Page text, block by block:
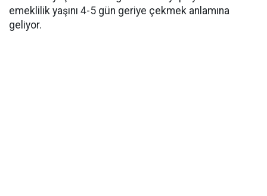
emeklilik yaşını 4-5 gün geriye çekmek anlamına
geliyor.